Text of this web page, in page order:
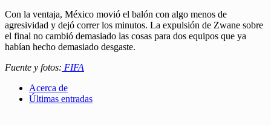
Con la ventaja, México movió el balón con algo menos de
agresividad y dejó correr los minutos. La expulsión de Zwane sobre
el final no cambió demasiado las cosas para dos equipos que ya
habían hecho demasiado desgaste.
Fuente y fotos: FIFA
Acerca de
Últimas entradas